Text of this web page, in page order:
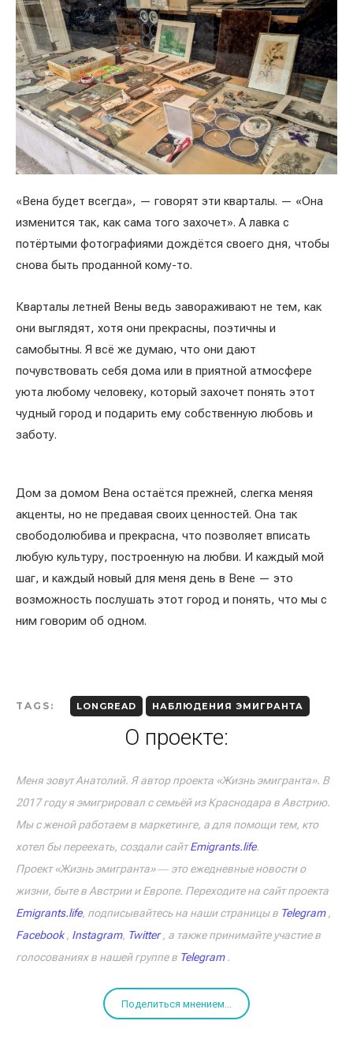
«Вена будет всегда», — говорят эти кварталы. — «Она
изменится так, как сама того захочет». А лавка с
потёртыми фотографиями дождётся своего дня, чтобы
снова быть проданной кому-то.
Кварталы летней Вены ведь завораживают не тем, как
они выглядят, хотя они прекрасны, поэтичны и
самобытны. Я всё же думаю, что они дают
почувствовать себя дома или в приятной атмосфере
уюта любому человеку, который захочет понять этот
чудный город и подарить ему собственную любовь и
заботу.
Дом за домом Вена остаётся прежней, слегка меняя
акценты, но не предавая своих ценностей. Она так
свободолюбива и прекрасна, что позволяет вписать
любую культуру, построенную на любви. И каждый мой
шаг, и каждый новый для меня день в Вене — это
возможность послушать этот город и понять, что мы с
ним говорим об одном.
TAGS: LONGREAD НАБЛЮДЕНИЯ ЭМИГРАНТА
О проекте:
Меня зовут Анатолий. Я автор проекта «Жизнь эмигранта». В
2017 году я эмигрировал с семьёй из Краснодара в Австрию.
Мы с женой работаем в маркетинге, а для помощи тем, кто
хотел бы переехать, создали сайтEmigrants.life.
Проект «Жизнь эмигранта» ― это ежедневные новости о
жизни, быте в Австрии и Европе. Переходите на сайт проекта
Emigrants.life, подписывайтесь на наши страницы в Telegram,
Facebook, Instagram, Twitter, а также принимайте участие в
голосованиях в нашей группе в Telegram.
Поделиться мнением...